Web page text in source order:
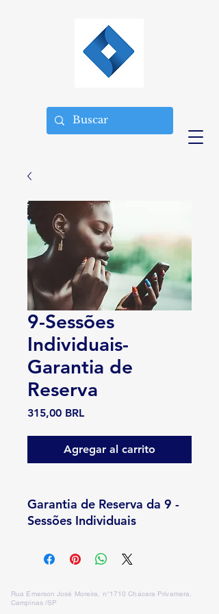
9-Sessões
Individuais-
Garantia de
Reserva
315,00 BRLPrecio
Agregar al carrito
Garantia de Reserva da 9 -
Sessões Individuais
Rua Emerson José Moreira, n°1710 Chácara Privamera,
Campinas /SP